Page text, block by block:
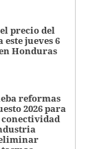
precio del
jueves 6
Honduras
reformas
2026 para